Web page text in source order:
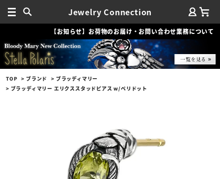
Jewelry Connection
【お知らせ】お荷物のお届け・お問い合わせ業務について
TOP ブランド
ブラッディマリー
ブラッディマリー エリクススタッドピアス w/ペリドット